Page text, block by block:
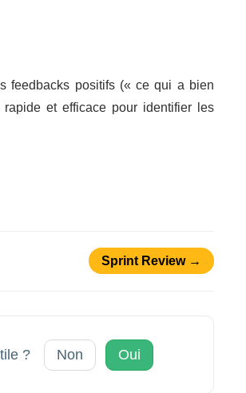
feedbacks positifs (« ce qui a bien
et efficace pour identifier les
Sprint Review →
? Non Oui